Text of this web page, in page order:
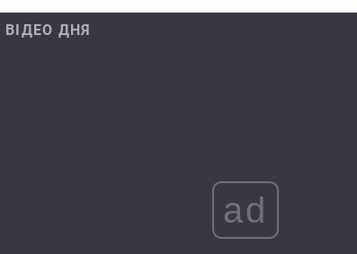
ВІДЕО ДНЯ
ad